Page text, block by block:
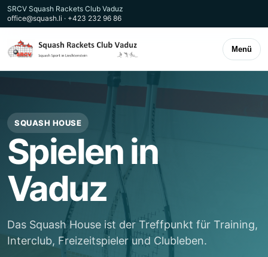
SRCV Squash Rackets Club Vaduz
office@squash.li · +423 232 96 86
Menü
SQUASH HOUSE
Spielen in
Vaduz
Das Squash House ist der Treffpunkt für Training,
Interclub, Freizeitspieler und Clubleben.